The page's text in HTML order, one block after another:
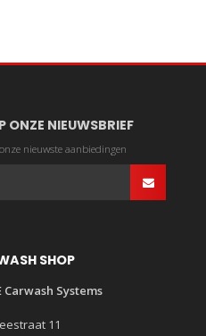
ONZE NIEUWSBRIEF
nieuwste aanbiedingen
SHOP
Carwash Systems
11